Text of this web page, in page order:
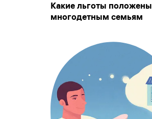
Какие льготы положены
многодетным семьям